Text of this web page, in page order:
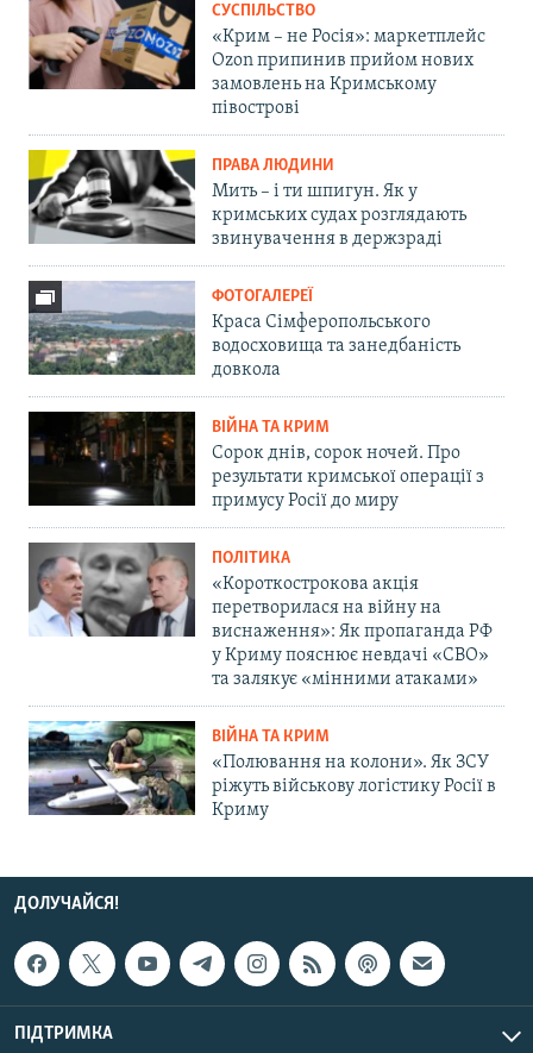
СУСПІЛЬСТВО
«Крим – не Росія»: маркетплейс
Ozon припинив прийом нових
замовлень на Кримському
півострові
ПРАВА ЛЮДИНИ
Мить – і ти шпигун. Як у
кримських судах розглядають
звинувачення в держзраді
ФОТОГАЛЕРЕЇ
Краса Сімферопольського
водосховища та занедбаність
довкола
ВІЙНА ТА КРИМ
Сорок днів, сорок ночей. Про
результати кримської операції з
примусу Росії до миру
ПОЛІТИКА
«Короткострокова акція
перетворилася на війну на
виснаження»: Як пропаганда РФ
у Криму пояснює невдачі «СВО»
та залякує «мінними атаками»
ВІЙНА ТА КРИМ
«Полювання на колони». Як ЗСУ
ріжуть військову логістику Росії в
Криму
ДОЛУЧАЙСЯ!
ПІДТРИМКА